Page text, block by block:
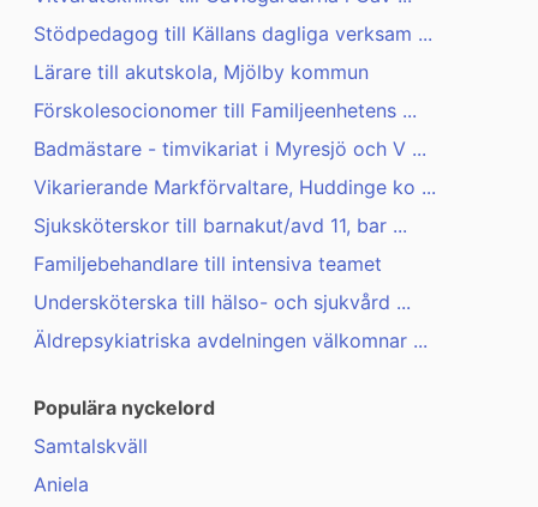
Stödpedagog till Källans dagliga verksam ...
Lärare till akutskola, Mjölby kommun
Förskolesocionomer till Familjeenhetens ...
Badmästare - timvikariat i Myresjö och V ...
Vikarierande Markförvaltare, Huddinge ko ...
Sjuksköterskor till barnakut/avd 11, bar ...
Familjebehandlare till intensiva teamet
Undersköterska till hälso- och sjukvård ...
Äldrepsykiatriska avdelningen välkomnar ...
Populära nyckelord
Samtalskväll
Aniela